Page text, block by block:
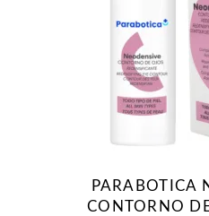
PARABOTICA
CONTORNO